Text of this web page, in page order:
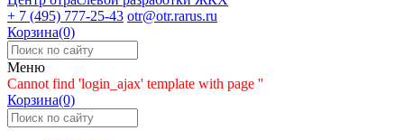
+ 7 (495) 777-25-43 otr@otr.rarus.ru
Корзина(0)
Меню
Cannot find 'login_ajax' template with page ''
Корзина(0)